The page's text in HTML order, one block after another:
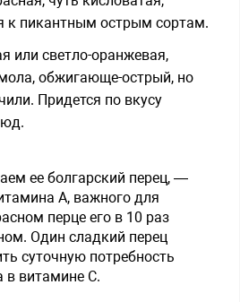
к пикантным острым сортам.
или светло-оранжевая,
обжигающе-острый, но
Придется по вкусу
ее болгарский перец, —
А, важного для
перце его в 10 раз
Один сладкий перец
суточную потребность
в витамине С.